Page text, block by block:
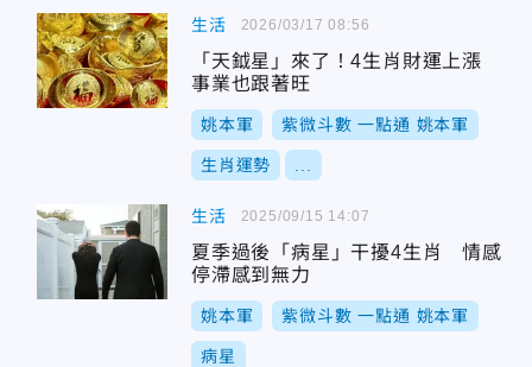
生活
「天鉞星」來了！4生肖財運上漲
事業也跟著旺
姚本軍 紫微斗數 一點通 姚本軍
生肖運勢
2026/03/17 08:56
生活
夏季過後「病星」干擾4生肖 情感
停滯感到無力
姚本軍 紫微斗數 一點通 姚本軍
病星
2025/09/15 14:07